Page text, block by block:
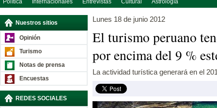
Política Internacionales Entrevistas Cultural Astrología
Nuestros sitios
Opinión
Turismo
Notas de prensa
Encuestas
REDES SOCIALES
Lunes 18 de junio 2012
El turismo peruano
por encima del 9 %
La actividad turística generará en el